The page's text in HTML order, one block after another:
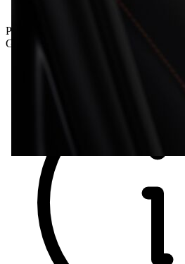
Prämie inkludiert
Gesamtpreis inkl. NoVA und inkl. MwSt.